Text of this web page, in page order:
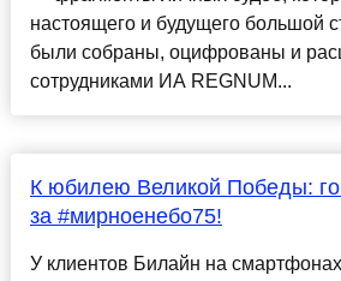
настоящего и будущего большой
были собраны, оцифрованы и
сотрудниками ИА REGNUM...
К юбилею Великой Победы:
за #мирноенебо75!
У клиентов Билайн на